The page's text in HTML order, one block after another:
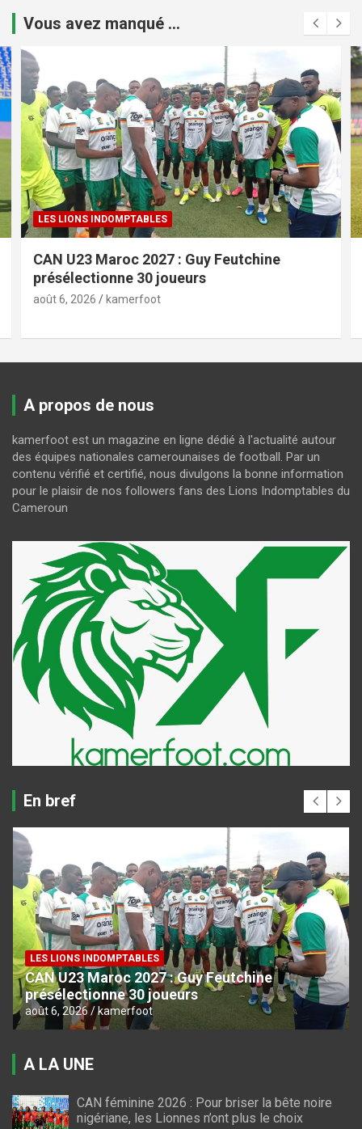
Vous avez manqué ...
LES LIONS INDOMPTABLES
CAN U23 Maroc 2027 : Guy Feutchine
présélectionne 30 joueurs
août 6, 2026 kamerfoot
A propos de nous
kamerfoot est un magazine en ligne dédié à l'actualité autour
des équipes nationales camerounaises de football. Par un
contenu vérifié et certifié, nous divulgons la bonne information
pour le plaisir de nos followers fans des Lions Indomptables du
Cameroun
En bref
LES LIONS INDOMPTABLES
CAN U23 Maroc 2027 : Guy Feutchine
présélectionne 30 joueurs
août 6, 2026 kamerfoot
A LA UNE
CAN féminine 2026 : Pour briser la bête noire
nigériane, les Lionnes n’ont plus le choix